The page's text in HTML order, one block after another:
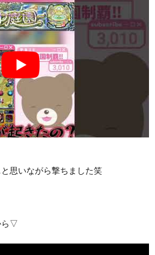
思いながら撃ちました笑
ら▽